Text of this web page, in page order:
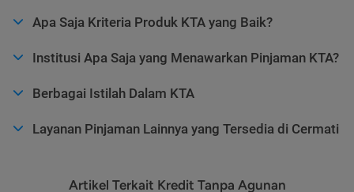
Apa Saja Kriteria Produk KTA yang Baik?
Institusi Apa Saja yang Menawarkan Pinjaman KTA?
Berbagai Istilah Dalam KTA
Layanan Pinjaman Lainnya yang Tersedia di Cermati
Artikel Terkait Kredit Tanpa Agunan